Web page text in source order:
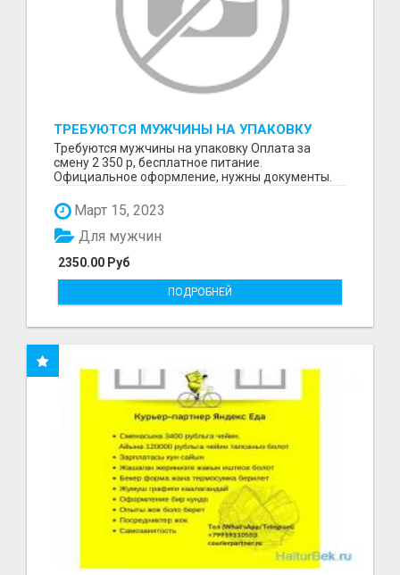
ТРЕБУЮТСЯ МУЖЧИНЫ НА УПАКОВКУ
Требуются мужчины на упаковку Оплата за
смену 2 350 р, бесплатное питание.
Официальное оформление, нужны документы.
Март 15, 2023
2350.00 Руб
Для мужчин
ПОДРОБНЕЙ